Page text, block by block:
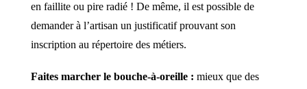
en faillite ou pire radié ! De même, il est possible de
demander à l’artisan un justificatif prouvant son
inscription au répertoire des métiers.
Faites marcher le bouche-à-oreille : mieux que des